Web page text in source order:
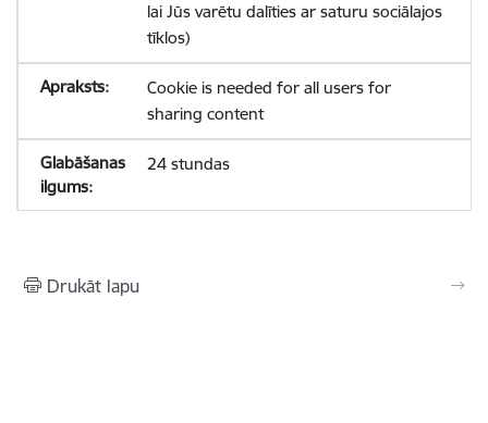
lai Jūs varētu dalīties ar saturu sociālajos
tīklos)
Cookie is needed for all users for
sharing content
24 stundas
Drukāt lapu